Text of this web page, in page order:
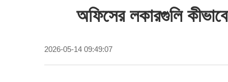
অফিসের লকারগুলি
2026-05-14 09:49:07